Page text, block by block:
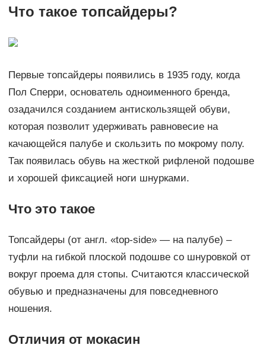
Что такое топсайдеры?
Первые топсайдеры появились в 1935 году, когда
Пол Сперри, основатель одноименного бренда,
озадачился созданием антискользящей обуви,
которая позволит удерживать равновесие на
качающейся палубе и скользить по мокрому полу.
Так появилась обувь на жесткой рифленой подошве
и хорошей фиксацией ноги шнурками.
Что это такое
Топсайдеры (от англ. «top-side» — на палубе) –
туфли на гибкой плоской подошве со шнуровкой от
вокруг проема для стопы. Считаются классической
обувью и предназначены для повседневного
ношения.
Отличия от мокасин